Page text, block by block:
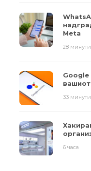
Meta
28 минути
Google
33 минути
6 часа